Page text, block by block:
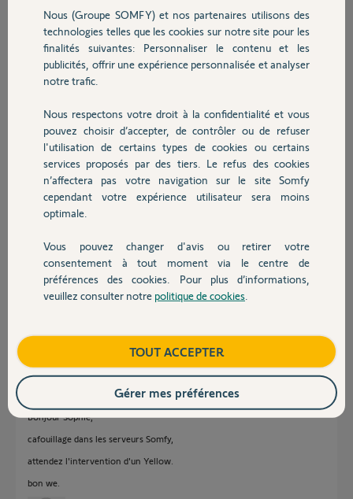
Sécurité
Domotique
Chauffage
Autres produits
Devis avec un pro
Contact
J'avais créé divers trousseaux dont celui de mon mari (que je n'ai
jamais pu déterminer comme administrateur).
n'y est associé. Lorsque je crée un accès par mail ou téléphone,
l'application me répond que le mail et le téléphone sont déjà
enregistrés. Cependant, ils ne sont pas visibles... Du coup, je ne peux
lui donner aucun accès via application.
C'est embêtant, mon mari est obligé d'utiliser la clef...
Merci de m'aider si vous connaissez la solution au problème.
sophie Y.
il y a presque 4 ans
Participer au fil de discussion
Réponses
Bonjour Sophie,
cafouillage dans les serveurs Somfy,
attendez l'intervention d'un Yellow.
bon we.
Nous (Groupe SOMFY) et nos partenaires utilisons des
technologies telles que les cookies sur notre site pour les
finalités suivantes: Personnaliser le contenu et les
publicités, offrir une expérience personnalisée et analyser
notre trafic.
Nous respectons votre droit à la confidentialité et vous
pouvez choisir d’accepter, de contrôler ou de refuser
l'utilisation de certains types de cookies ou certains
services proposés par des tiers. Le refus des cookies
n’affectera pas votre navigation sur le site Somfy
cependant votre expérience utilisateur sera moins
optimale.
Vous pouvez changer d'avis ou retirer votre
consentement à tout moment via le centre de
préférences des cookies. Pour plus d’informations,
veuillez consulter notre politique de cookies
TOUT ACCEPTER
Gérer mes préférences